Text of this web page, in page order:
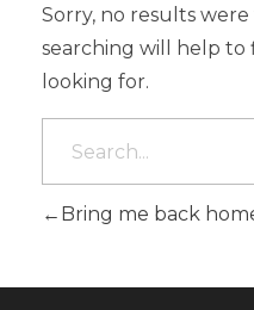
Sorry, no results
searching will help to
looking for.
Bring me back